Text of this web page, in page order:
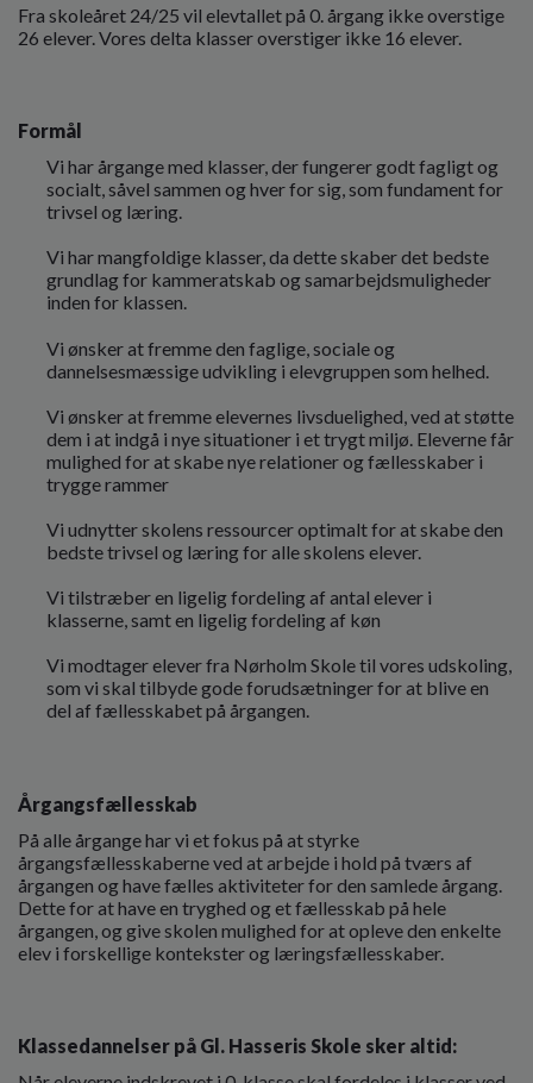
Fra skoleåret 24/25 vil elevtallet på 0. årgang ikke overstige
26 elever. Vores delta klasser overstiger ikke 16 elever.
Formål
Vi har årgange med klasser, der fungerer godt fagligt og
socialt, såvel sammen og hver for sig, som fundament for
trivsel og læring.
Vi har mangfoldige klasser, da dette skaber det bedste
grundlag for kammeratskab og samarbejdsmuligheder
inden for klassen.
Vi ønsker at fremme den faglige, sociale og
dannelsesmæssige udvikling i elevgruppen som helhed.
Vi ønsker at fremme elevernes livsduelighed, ved at støtte
dem i at indgå i nye situationer i et trygt miljø. Eleverne får
mulighed for at skabe nye relationer og fællesskaber i
trygge rammer
Vi udnytter skolens ressourcer optimalt for at skabe den
bedste trivsel og læring for alle skolens elever.
Vi tilstræber en ligelig fordeling af antal elever i
klasserne, samt en ligelig fordeling af køn
Vi modtager elever fra Nørholm Skole til vores udskoling,
som vi skal tilbyde gode forudsætninger for at blive en
del af fællesskabet på årgangen.
Årgangsfællesskab
På alle årgange har vi et fokus på at styrke
årgangsfællesskaberne ved at arbejde i hold på tværs af
årgangen og have fælles aktiviteter for den samlede årgang.
Dette for at have en tryghed og et fællesskab på hele
årgangen, og give skolen mulighed for at opleve den enkelte
elev i forskellige kontekster og læringsfællesskaber.
Klassedannelser på Gl. Hasseris Skole sker altid: